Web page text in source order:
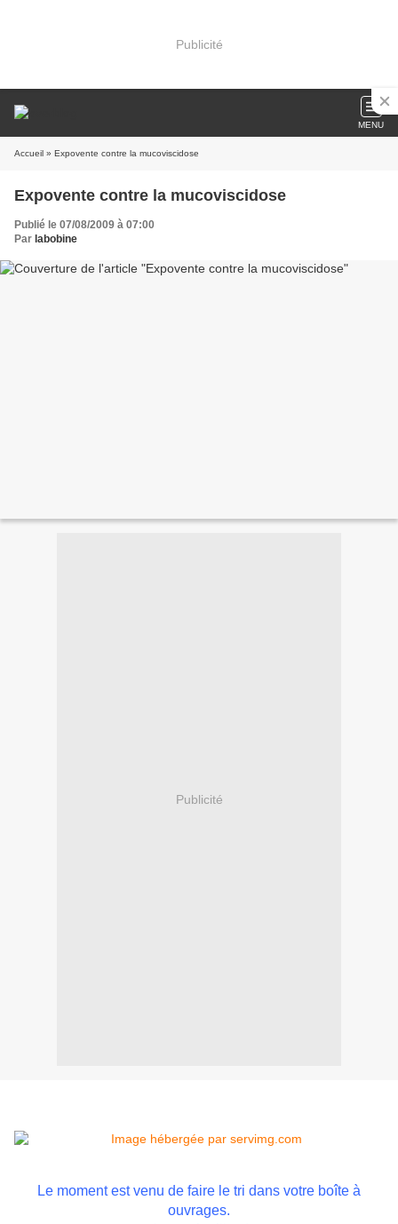
Publicité
MENU
Accueil » Expovente contre la mucoviscidose
Expovente contre la mucoviscidose
Publié le 07/08/2009 à 07:00
Par labobine
Publicité
Le moment est venu de faire le tri dans votre boîte à
ouvrages.